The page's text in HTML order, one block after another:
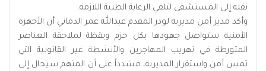
نقله إلى المستشفى لتلقي الرعاية الطبية اللازمة.
وأكد مدير أمن مديرية لودر المقدم عبدالله عمر الدماني أن الأجهزة
الأمنية ستواصل جهودها بكل حزم ويقظة لملاحقة العناصر
المتورطة في تهريب المهاجرين والأنشطة غير القانونية التي
تمس أمن واستقرار المديرية، مشدداً على أن المتهم سيحال إلى